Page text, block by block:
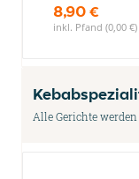
8,90 €
inkl. Pfand (0,00 €)
Alle Gerichte